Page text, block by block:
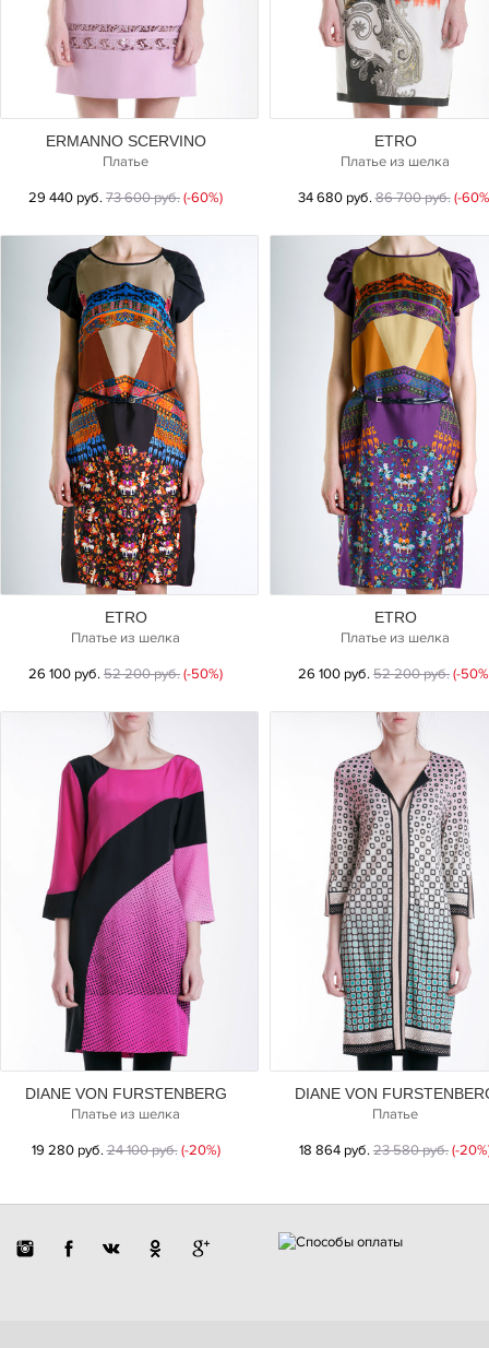
ERMANNO SCERVINO
Платье
29 440 руб.73 600 руб.(-60%)
ETRO
Платье из шелка
34 680 руб.86 700 руб. (-
ETRO
Платье из шелка
26 100 руб.52 200 руб.(-50%)
ETRO
Платье из шелка
26 100 руб.52 200 руб.(-
DIANE VON FURSTENBERG
Платье из шелка
19 280 руб.24 100 руб. (-20%)
DIANE VON
Платье
18 864 руб.23 580 руб.(-